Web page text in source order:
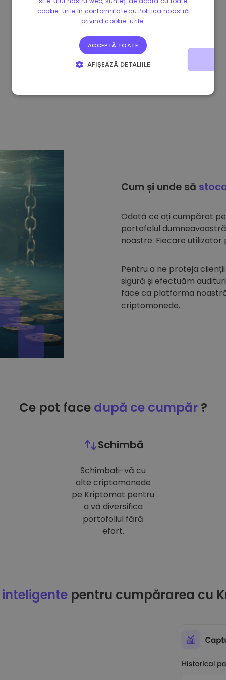
Cum și unde să
Odată ce ați cumpărat pe
portofelul
noastre. Fiecare
Pentru a ne proteja
sigură și efectuăm
face ca platforma
criptomonede.
Ce pot face după ce cumpăr?
Schimbă
Schimbați-vă cu
alte criptomonede
pe Kriptomat pentru
a vă diversifica
portofoliul fără
efort.
pentru cumpărarea cu
cookie-urile în conformitate cu Politica noastră
privind cookie-urile.
ACCEPTĂ TOATE
AFIȘEAZĂ DETALIILE